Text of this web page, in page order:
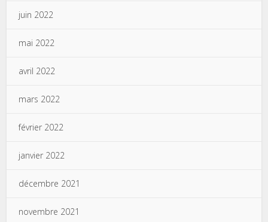
juin 2022
mai 2022
avril 2022
mars 2022
février 2022
janvier 2022
décembre 2021
novembre 2021